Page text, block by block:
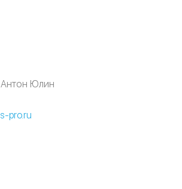
Антон Юлин
pro.ru